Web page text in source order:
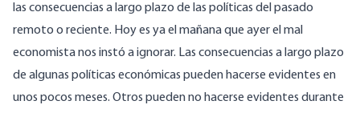
las consecuencias a largo plazo de las políticas del pasado
remoto o reciente. Hoy es ya el mañana que ayer el mal
economista nos instó a ignorar. Las consecuencias a largo plazo
de algunas políticas económicas pueden hacerse evidentes en
unos pocos meses. Otros pueden no hacerse evidentes durante